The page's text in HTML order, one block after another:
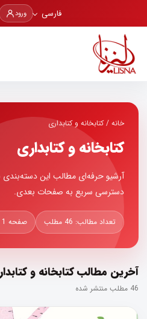
فارسی ورود
خانه /کتابخانه و کتابداری
کتابخانه و کتابداری
آرشیو حرفه‌ای مطالب این
دسترسی سریع به صفحات بعدی.
تعداد مطالب: 46 مطلب صفحه 1 از 6
آخرین مطالب کتابخانه و
46 مطلب منتشر شده